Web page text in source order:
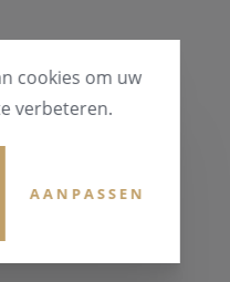
cookies om uw
verbeteren.
AANPASSEN